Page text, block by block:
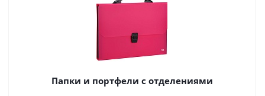
Папки и портфели с отделениями